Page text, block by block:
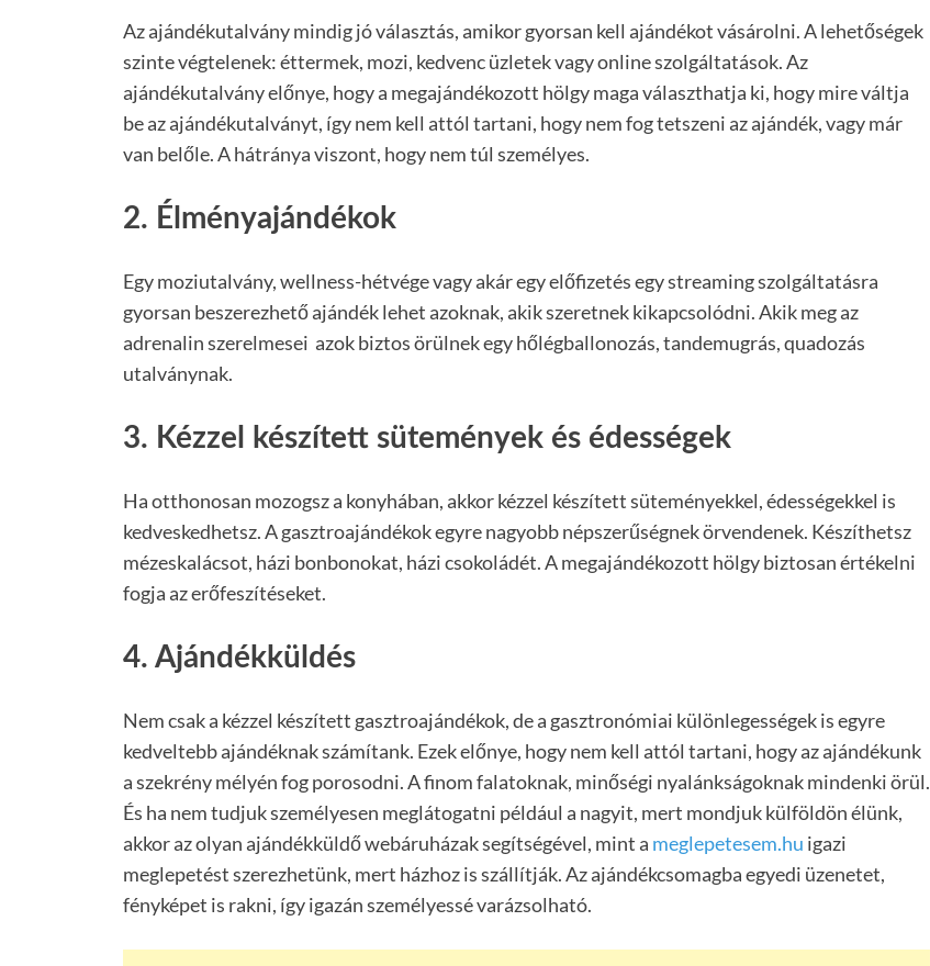
Az ajándékutalvány mindig jó választás, amikor gyorsan kell ajándékot vásárolni. A lehetőségek
szinte végtelenek: éttermek, mozi, kedvenc üzletek vagy online szolgáltatások. Az
ajándékutalvány előnye, hogy a megajándékozott hölgy maga választhatja ki, hogy mire váltja
be az ajándékutalványt, így nem kell attól tartani, hogy nem fog tetszeni az ajándék, vagy már
van belőle. A hátránya viszont, hogy nem túl személyes.
2. Élményajándékok
Egy moziutalvány, wellness-hétvége vagy akár egy előfizetés egy streaming szolgáltatásra
gyorsan beszerezhető ajándék lehet azoknak, akik szeretnek kikapcsolódni. Akik meg az
adrenalin szerelmesei azok biztos örülnek egy hőlégballonozás, tandemugrás, quadozás
utalványnak.
3. Kézzel készített sütemények és édességek
Ha otthonosan mozogsz a konyhában, akkor kézzel készített süteményekkel, édességekkel is
kedveskedhetsz. A gasztroajándékok egyre nagyobb népszerűségnek örvendenek. Készíthetsz
mézeskalácsot, házi bonbonokat, házi csokoládét. A megajándékozott hölgy biztosan értékelni
fogja az erőfeszítéseket.
4. Ajándékküldés
Nem csak a kézzel készített gasztroajándékok, de a gasztronómiai különlegességek is egyre
kedveltebb ajándéknak számítank. Ezek előnye, hogy nem kell attól tartani, hogy az ajándékunk
a szekrény mélyén fog porosodni. A finom falatoknak, minőségi nyalánkságoknak mindenki örül.
És ha nem tudjuk személyesen meglátogatni például a nagyit, mert mondjuk külföldön élünk,
akkor az olyan ajándékküldő webáruházak segítségével, mint a meglepetesem.hu igazi
meglepetést szerezhetünk, mert házhoz is szállítják. Az ajándékcsomagba egyedi üzenetet,
fényképet is rakni, így igazán személyessé varázsolható.